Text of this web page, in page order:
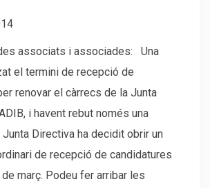
associats i associades: Una
el termini de recepció de
renovar el càrrecs de la Junta
i havent rebut només una
Junta Directiva ha decidit obrir un
de recepció de candidatures
març. Podeu fer arribar les